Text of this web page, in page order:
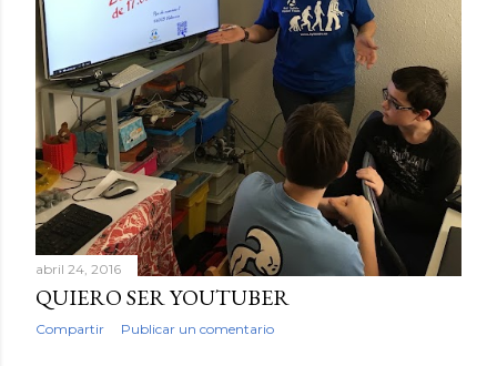
a
s
abril 24, 2016
QUIERO SER YOUTUBER
Compartir Publicar un comentario